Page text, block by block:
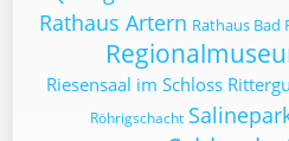
Rathaus Artern Rathaus Bad
Riesensaal im Schloss
Röhrigschacht